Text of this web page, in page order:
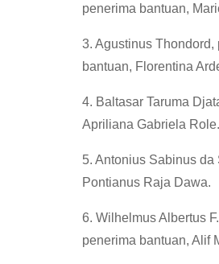
penerima bantuan,
3. Agustinus
bantuan, Florentina
4. Baltasar Taruma
Apriliana Gabriela Role.
5. Antonius Sabinus
Pontianus Raja Dawa.
6. Wilhelmus Albertus
penerima bantuan, Alif